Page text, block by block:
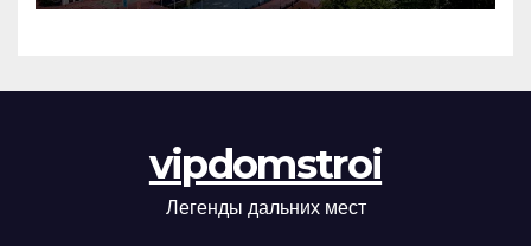
vipdomstroi
Легенды дальних мест